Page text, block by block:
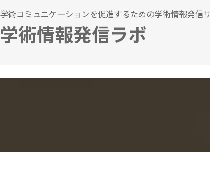
ン
テ
ン
ビ
ゲ
ー
学術コミュニケーションを促進するための学術情報発信
学術情報発信ラボ